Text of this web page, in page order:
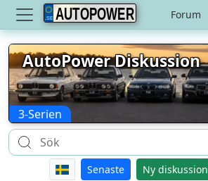
AUTOPOWER Forum
AutoPower Diskussion
3-Serien
Senaste Ny diskussion